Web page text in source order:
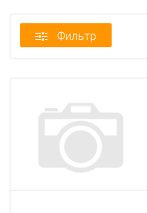
Фильтр